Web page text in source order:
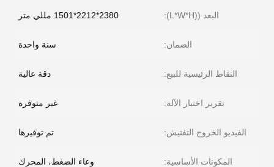
البعد ((L*W*H): 2380*2212*1501 مللي متر
الضمان: سنة واحدة
النقاط الرئيسية للبيع: دقة عالية
تقرير اختبار الآلة: غير متوفرة
الفيديو الخروج التفتيش: تم توفيرها
المكونات الأساسية: وعاء الضغط، المحرك